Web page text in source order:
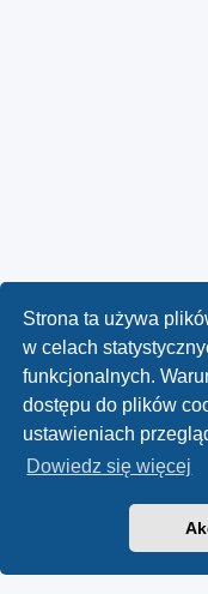
Strona ta używa
w celach
funkcjonalnych.
dostępu do plików
ustawieniach
Dowiedz się więcej